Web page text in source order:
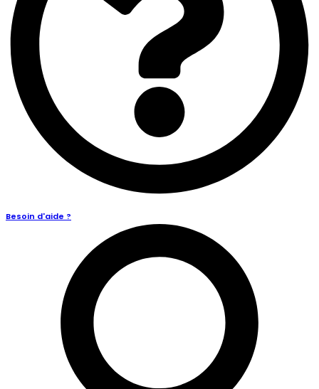
Besoin d'aide ?